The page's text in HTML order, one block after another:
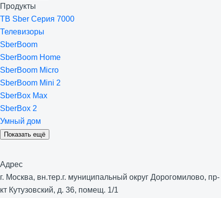
Продукты
ТВ Sber Серия 7000
Телевизоры
SberBoom
SberBoom Home
SberBoom Micro
SberBoom Mini 2
SberBox Max
SberBox 2
Умный дом
Показать ещё
Адрес
г. Москва, вн.тер.г. муниципальный округ Дорогомилово, пр-
кт Кутузовский, д. 36, помещ. 1/1